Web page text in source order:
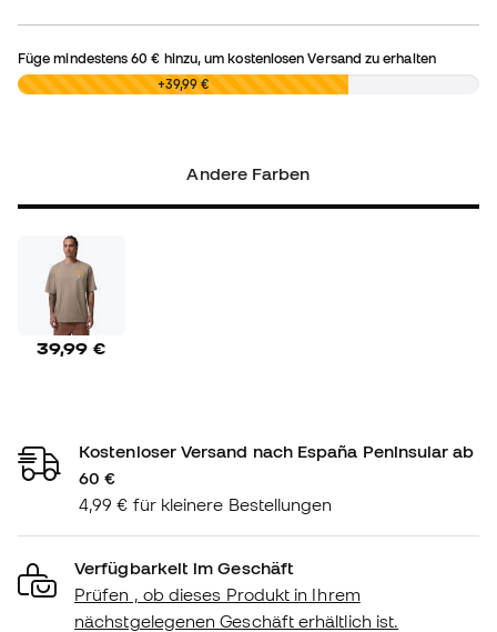
Füge mindestens60 € hinzu, um kostenlosen Versand zu erhalten
0,00 € +39,99 €
Andere Farben
39,99 €
Kostenloser Versand nach España Peninsular ab
60 €
4,99 € für kleinere Bestellungen
Verfügbarkeit im Geschäft
Prüfen , ob dieses Produkt in Ihrem
nächstgelegenen Geschäft erhältlich ist.